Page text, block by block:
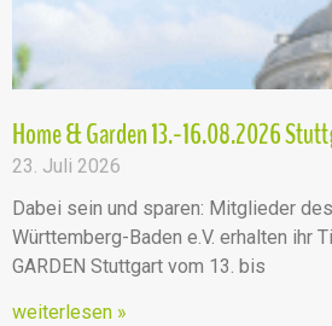
Home & Garden 13.-16.08.2026
23. Juli 2026
Dabei sein und sparen: Mitglieder
Württemberg-Baden e.V. erhalten ihr
GARDEN Stuttgart vom 13. bis
weiterlesen »